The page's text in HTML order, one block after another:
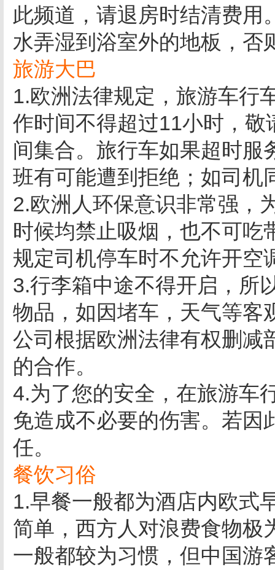
此频道，请退房时结清费用
水弄湿到浴室外的地板，否
旅游大巴
1.欧洲法律规定，旅游车行
作时间不得超过11小时，
间集合。旅行车如果超时服
班有可能遭到拒绝；如司机
2.欧洲人环保意识非常强，
时候均禁止吸烟，也不可吃
规定司机停车时不允许开空
3.行李箱中途不得开启，所
物品，如因堵车，天气等客
公司根据欧洲法律有权删减
的合作。
4.为了您的安全，在旅游车
免造成不必要的伤害。若因
任。
餐饮习俗
1.早餐一般都为酒店内欧式
简单，西方人对浪费食物极
一般都较为习惯，但中国游